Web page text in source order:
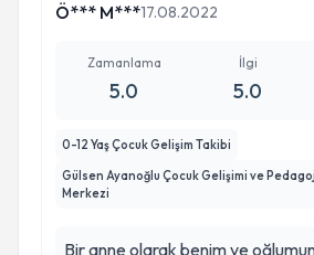
Ö*** M***17.08.2022
Zamanlama
5.0
İlgi
5.0
0-12 Yaş Çocuk Gelişim Takibi
Gülsen Ayanoğlu Çocuk Gelişimi ve
Merkezi
Bir anne olarak benim ve oğlumun